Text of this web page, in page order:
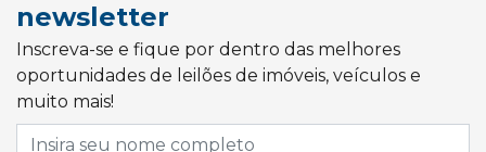
newsletter
Inscreva-se e fique por dentro das melhores
oportunidades de leilões de imóveis, veículos e
muito mais!